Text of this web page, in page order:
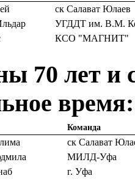
ск Салават Юлаев
УГДДТ им. В.М.
КСО "МАГНИТ"
70 лет и
Команда
ск Салават
МИЛД-Уфа
г. Уфа